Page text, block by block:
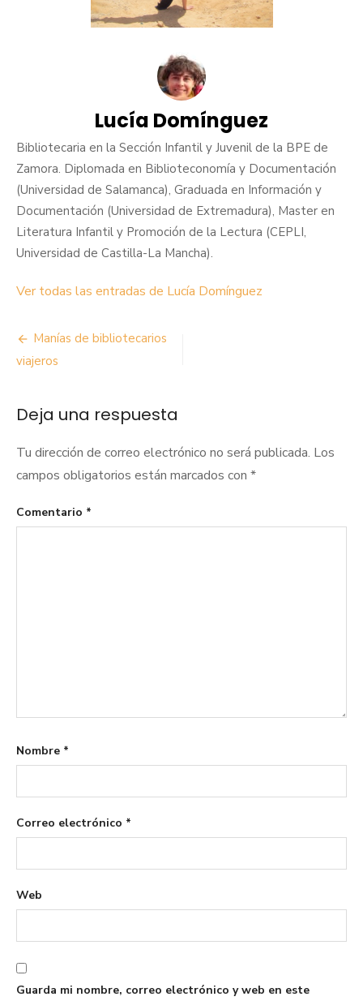
Lucía Domínguez
Bibliotecaria en la Sección Infantil y Juvenil de la BPE de
Zamora. Diplomada en Biblioteconomía y Documentación
(Universidad de Salamanca), Graduada en Información y
Documentación (Universidad de Extremadura), Master en
Literatura Infantil y Promoción de la Lectura (CEPLI,
Universidad de Castilla-La Mancha).
Ver todas las entradas de Lucía Domínguez
Navegación
de
Manías de bibliotecarios
viajeros
Deja una respuesta
Tu dirección de correo electrónico no será publicada. Los
campos obligatorios están marcados con *
Comentario *
Nombre *
Correo electrónico *
Web
Guarda mi nombre, correo electrónico y web en este